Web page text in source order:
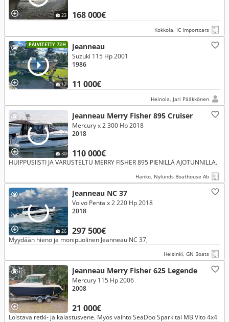
23 168 000€
Kokkola, IC Importcars
PÄIVITETTY 72H
12
Jeanneau
11 000€
Suzuki 115 Hp 2001
1986
Heinola, Jari Pääkkönen
30
Jeanneau Merry Fisher 895 Cruiser
110 000€
Mercury x 2 300 Hp 2018
2018
HUIPPUSIISTI JA VARUSTELTU MERRY FISHER 895 PIENILLÄ AJOTUNNILLA.
Hanko, Nylunds Boathouse Ab
26
Jeanneau NC 37
297 500€
Volvo Penta x 2 220 Hp 2018
2018
Myydään hieno ja monipuolinen Jeanneau NC 37,
Helsinki, GN Boats
Jeanneau Merry Fisher 625 Legende
21 000€
Mercury 115 Hp 2006
2008
Loistava retki- ja kalastusvene. Myös vaihto SeaDoo Spark tai MB Vito 4x4